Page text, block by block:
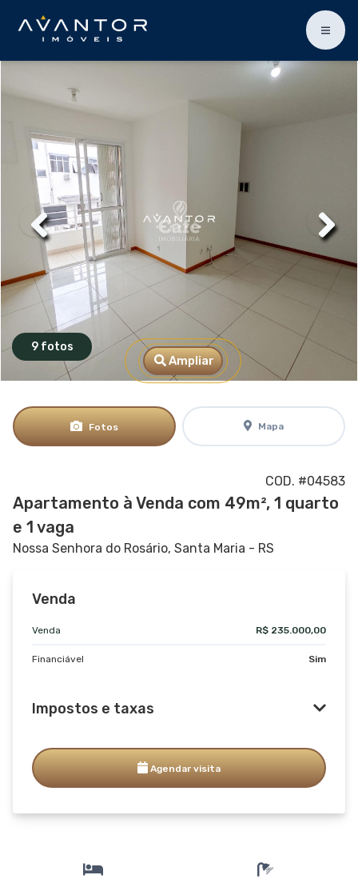
9 fotos
Ampliar
Fotos Mapa
COD. #04583
Apartamento à Venda com 49m², 1 quarto
e 1 vaga
Nossa Senhora do Rosário, Santa Maria - RS
Venda
Venda R$ 235.000,00
Financiável Sim
Impostos e taxas
Agendar visita